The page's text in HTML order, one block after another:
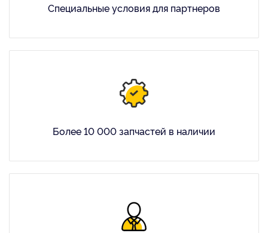
Специальные условия для партнеров
Более 10 000 запчастей в наличии